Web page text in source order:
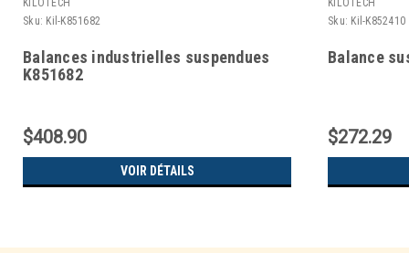
KILOTECH
Sku: Kil-K851682
Balances industrielles suspendues
K851682
$408.90
VOIR DÉTAILS
KILOTECH
Sku: Kil-K852410
Balance
$272.29